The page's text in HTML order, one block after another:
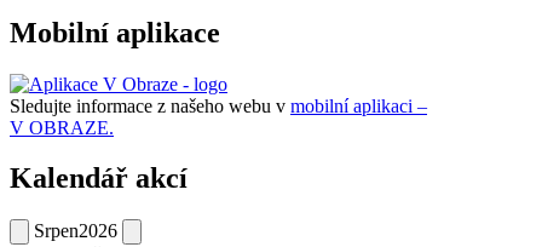
Mobilní aplikace
Sledujte informace z našeho webu v mobilní aplikaci –
V OBRAZE.
Kalendář akcí
Srpen2026